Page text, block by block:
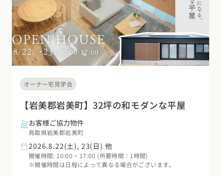
選べる仕様
コストパフォーマンス
アフターサポート
甲信越・北陸エリア
新潟県富山県石川県福井県山梨県長野県
東海エリア
愛知県岐阜県静岡県
関西エリア
大阪府兵庫県京都府
中国エリア
広島県 岡山県 鳥取県 島根県 山口県
2階建て
狭小住宅
二世帯住宅
フォトギャラリー
オーナー様の声(評価・口コミ)
設計した建築家の想い
R+houseの間取り
動画で学ぶ注文住宅
家づくりのお勉強
デザイン
ルームツアー
家づくりコラム
家づくりコラム一覧
注文住宅の基礎知識
設備・性能
お金と住まい
周辺環境
間取りのヒント
エリア別注文住宅
北海道・東北エリア
関東エリア
東京都神奈川県埼玉県
甲信越・北陸エリア
新潟県富山県石川県福井県山梨県長野県
家づくり３つのお役立ちツール
オーナー宅見学会
【岩美郡岩美町】32坪の和モダンな平屋
お客様ご協力物件
鳥取県岩美郡岩美町
2026.8.22(土), 23(日) 他
開催時間: 10:00 ~ 17:00 (所要時間：1時間)
※開催時間は日程によって異なる場合がございます。